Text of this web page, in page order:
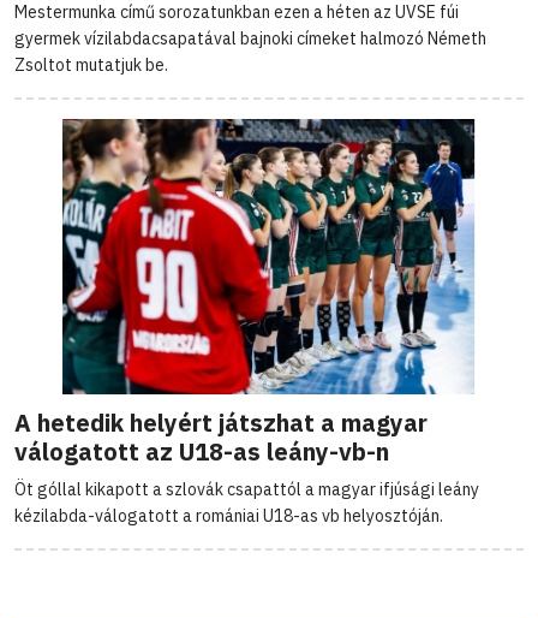
Mestermunka című sorozatunkban ezen a héten az UVSE fúi
gyermek vízilabdacsapatával bajnoki címeket halmozó Németh
Zsoltot mutatjuk be.
A hetedik helyért játszhat a magyar
válogatott az U18-as leány-vb-n
Öt góllal kikapott a szlovák csapattól a magyar ifjúsági leány
kézilabda-válogatott a romániai U18-as vb helyosztóján.